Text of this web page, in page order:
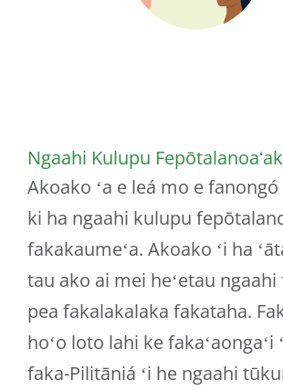
Ngaahi Kulupu
Akoako ʻa e leá mo e fanongó
ki ha ngaahi kulupu
fakakaumeʻa. Akoako ʻi ha
tau ako ai mei heʻetau
pea fakalakalaka fakataha.
hoʻo loto lahi ke fakaʻaongaʻi
faka-Pilitāniá ʻi he ngaahi